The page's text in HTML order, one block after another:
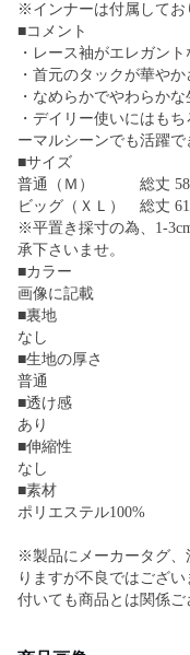
※インナーは付属してお
■コメント
・レース袖がエレガン
・首元のタックが華やか
・なめらかでやわらかな
・デイリー使いにはも
ーマルシーンでも活躍で
■サイズ
普通（Ｍ） 総丈 58 バ
ビッグ（ＸＬ） 総丈 61
※平置き採寸の為、1-
承下さいませ。
■カラー
画像に記載
■裏地
なし
■生地の厚さ
普通
■透け感
あり
■伸縮性
なし
■素材
ポリエステル100%
※製品にメーカータグ、
りますが不良ではござ
付いても商品とは関係ご